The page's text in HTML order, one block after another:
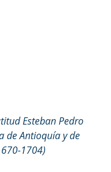
Esteban Pedro
de Antioquía y de
1704)